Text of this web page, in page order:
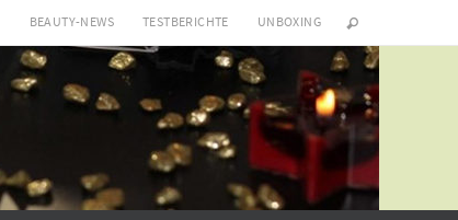
BEAUTY-NEWS TESTBERICHTE UNBOXING